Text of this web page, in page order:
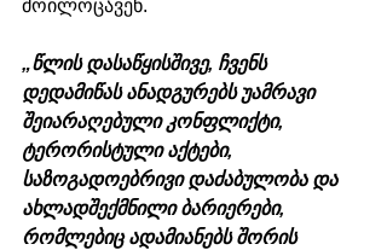
მოილოცავენ.
„წლის დასაწყისშივე, ჩვენს
დედამიწას ანადგურებს უამრავი
შეიარაღებული კონფლიქტი,
ტერორისტული აქტები,
საზოგადოებრივი დაძაბულობა და
ახლადშექმნილი ბარიერები,
რომლებიც ადამიანებს შორის